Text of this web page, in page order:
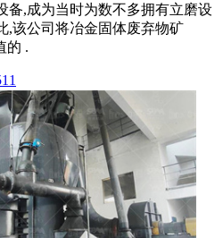
备,成为当时为数不多拥有立磨设
,该公司将冶金固体废弃物矿
的 .